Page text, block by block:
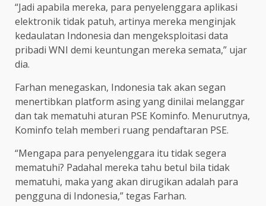
“Jadi apabila mereka, para penyelenggara aplikasi
elektronik tidak patuh, artinya mereka menginjak
kedaulatan Indonesia dan mengeksploitasi data
pribadi WNI demi keuntungan mereka semata,” ujar
dia.
Farhan menegaskan, Indonesia tak akan segan
menertibkan platform asing yang dinilai melanggar
dan tak mematuhi aturan PSE Kominfo. Menurutnya,
Kominfo telah memberi ruang pendaftaran PSE.
“Mengapa para penyelenggara itu tidak segera
mematuhi? Padahal mereka tahu betul bila tidak
mematuhi, maka yang akan dirugikan adalah para
pengguna di Indonesia,” tegas Farhan.